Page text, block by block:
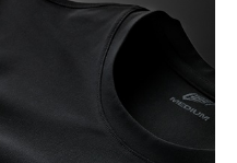
カートに入れる